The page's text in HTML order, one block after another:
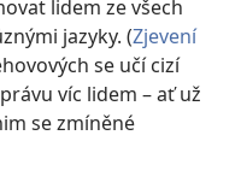
lidem ze všech
jazyky. (Zjevení
se učí cizí
víc lidem – ať už
se zmíněné